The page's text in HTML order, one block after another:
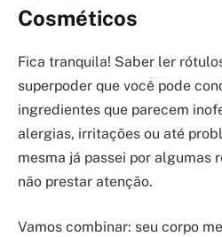
Cosméticos
Fica tranquila! Saber ler
superpoder que você pode
ingredientes que parecem
alergias, irritações ou até
mesma já passei por algumas
não prestar atenção.
Vamos combinar: seu corpo